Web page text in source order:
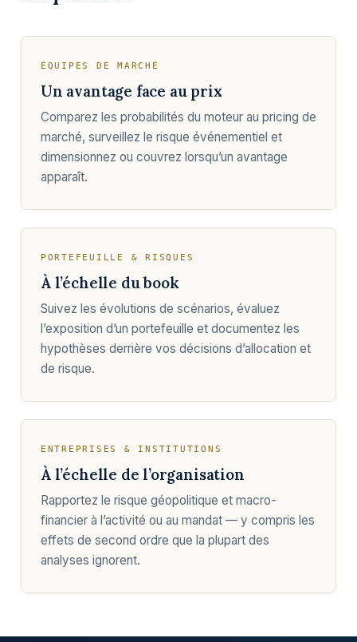
ÉQUIPES DE MARCHÉ
Un avantage face au prix
Comparez les probabilités du moteur au pricing de
marché, surveillez le risque événementiel et
dimensionnez ou couvrez lorsqu’un avantage
apparaît.
PORTEFEUILLE & RISQUES
À l’échelle du book
Suivez les évolutions de scénarios, évaluez
l’exposition d’un portefeuille et documentez les
hypothèses derrière vos décisions d’allocation et
de risque.
ENTREPRISES & INSTITUTIONS
À l’échelle de l’organisation
Rapportez le risque géopolitique et macro-
financier à l’activité ou au mandat — y compris les
effets de second ordre que la plupart des
analyses ignorent.